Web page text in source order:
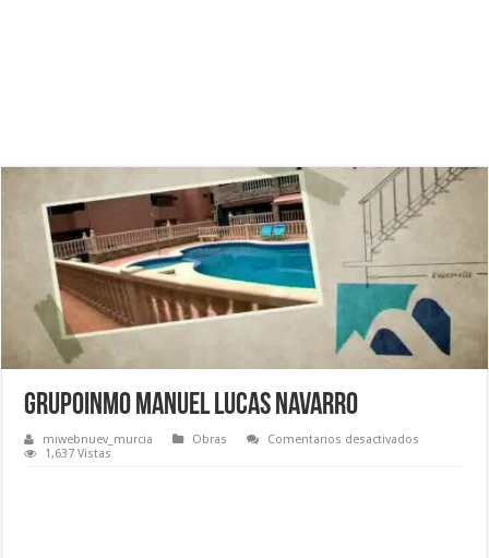
Grupoinmo Manuel Lucas Navarro
miwebnuev_murcia Obras Comentarios desactivados
1,637 Vistas